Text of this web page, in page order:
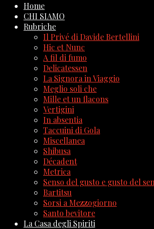
Home
CHI SIAMO
Rubriche
Il Privé di Davide Bertellini
Hic et Nunc
A fil di fumo
Delicatessen
La Signora in Viaggio
Meglio soli che
Mille et un flacons
Vertigini
In absentia
Taccuini di Gola
Miscellanea
Shibusa
Décadent
Metrica
Senso del gusto e gusto del
Bartitsu
Sorsi a Mezzogiorno
Santo bevitore
La Casa degli Spiriti